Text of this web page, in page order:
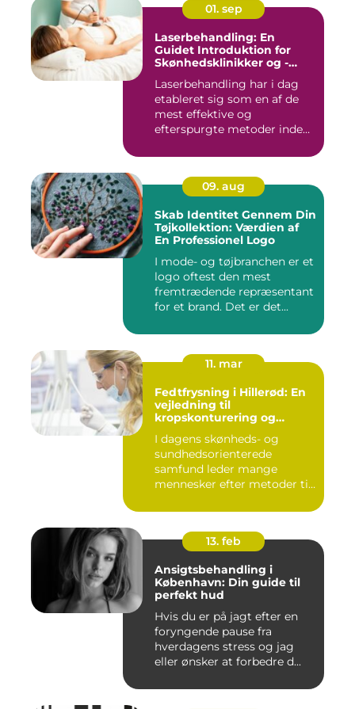
01. sep
Laserbehandling: En
Guidet Introduktion for
Skønhedsklinikker og -
Laserbehandling har i dag
etableret sig som en af de
mest effektive og
efterspurgte metoder inden
09. aug
Skab Identitet Gennem Din
Tøjkollektion: Værdien af
En Professionel Logo
I mode- og tøjbranchen er et
logo oftest den mest
fremtrædende repræsentant
for et brand. Det er det...
11. mar
Fedtfrysning i Hillerød: En
vejledning til
kropskonturering og
I dagens skønheds- og
sundhedsorienterede
samfund leder mange
mennesker efter metoder til
13. feb
Ansigtsbehandling i
København: Din guide til
perfekt hud
Hvis du er på jagt efter en
foryngende pause fra
hverdagens stress og jag
eller ønsker at forbedre d...